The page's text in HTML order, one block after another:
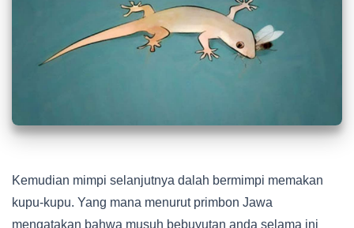
Kemudian mimpi selanjutnya dalah bermimpi memakan
kupu-kupu. Yang mana menurut primbon Jawa
mengatakan bahwa musuh bebuyutan anda selama ini